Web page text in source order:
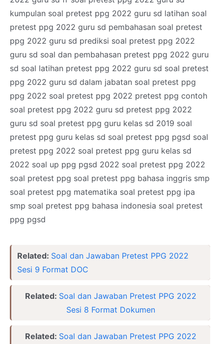
kumpulan soal pretest ppg 2022 guru sd latihan soal
pretest ppg 2022 guru sd pembahasan soal pretest
ppg 2022 guru sd prediksi soal pretest ppg 2022
guru sd soal dan pembahasan pretest ppg 2022 guru
sd soal latihan pretest ppg 2022 guru sd soal pretest
ppg 2022 guru sd dalam jabatan soal pretest ppg
ppg 2022 soal pretest ppg 2022 pretest ppg contoh
soal pretest ppg 2022 guru sd pretest ppg 2022
guru sd soal pretest ppg guru kelas sd 2019 soal
pretest ppg guru kelas sd soal pretest ppg pgsd soal
pretest ppg 2022 soal pretest ppg guru kelas sd
2022 soal up ppg pgsd 2022 soal pretest ppg 2022
soal pretest ppg soal pretest ppg bahasa inggris smp
soal pretest ppg matematika soal pretest ppg ipa
smp soal pretest ppg bahasa indonesia soal pretest
ppg pgsd
Related: Soal dan Jawaban Pretest PPG 2022
Sesi 9 Format DOC
Related: Soal dan Jawaban Pretest PPG 2022
Sesi 8 Format Dokumen
Related: Soal dan Jawaban Pretest PPG 2022